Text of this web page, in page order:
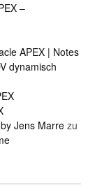
–
APEX | Notes
dynamisch
Jens Marre zu